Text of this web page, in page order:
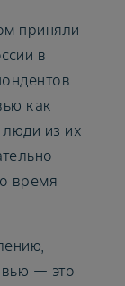
приняли
в
как
люди из их
время
— это